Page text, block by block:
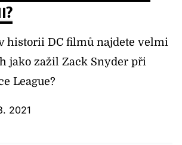
historii DC filmů najdete velmi
jako zažil Zack Snyder při
League?
2021